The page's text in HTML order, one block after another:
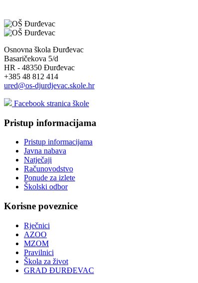
Osnovna škola Đurđevac
Basaričekova 5/d
HR - 48350 Đurđevac
+385 48 812 414
ured@os-djurdjevac.skole.hr
Facebook stranica škole
Pristup informacijama
Pristup informacijama
Javna nabava
Natječaji
Računovodstvo
Ponude za izlete
Školski odbor
Korisne poveznice
Rječnici
AZOO
MZOM
Pravilnici
Škola za život
GRAD ĐURĐEVAC